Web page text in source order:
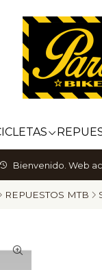
Bienvenido. Web
REPUESTOS MTB